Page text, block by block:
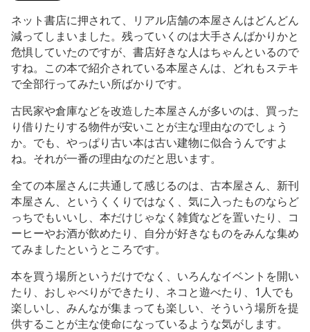
ネット書店に押されて、リアル店舗の本屋さんはどんどん
減ってしまいました。残っていくのは大手さんばかりかと
危惧していたのですが、書店好きな人はちゃんといるので
すね。この本で紹介されている本屋さんは、どれもステキ
で全部行ってみたい所ばかりです。
古民家や倉庫などを改造した本屋さんが多いのは、買った
り借りたりする物件が安いことが主な理由なのでしょう
か。でも、やっぱり古い本は古い建物に似合うんですよ
ね。それが一番の理由なのだと思います。
全ての本屋さんに共通して感じるのは、古本屋さん、新刊
本屋さん、というくくりではなく、気に入ったものならど
っちでもいいし、本だけじゃなく雑貨などを置いたり、コ
ーヒーやお酒が飲めたり、自分が好きなものをみんな集め
てみましたというところです。
本を買う場所というだけでなく、いろんなイベントを開い
たり、おしゃべりができたり、ネコと遊べたり、1人でも
楽しいし、みんなが集まっても楽しい、そういう場所を提
供することが主な使命になっているような気がします。